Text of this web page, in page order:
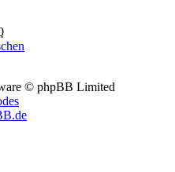
© phpBB Limited